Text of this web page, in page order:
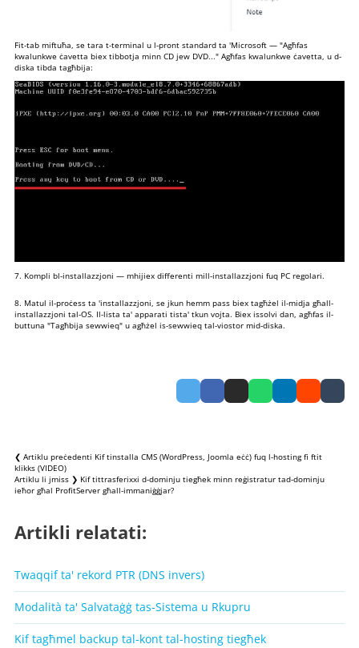
Fit-tab miftuħa, se tara t-terminal u l-pront standard ta 'Microsoft — "Agħfas
kwalunkwe ċavetta biex tibbotja minn CD jew DVD..." Agħfas kwalunkwe ċavetta, u d-
diska tibda tagħbija:
7. Kompli bl-installazzjoni — mhijiex differenti mill-installazzjoni fuq PC regolari.
8. Matul il-proċess ta 'installazzjoni, se jkun hemm pass biex tagħżel il-midja għall-
installazzjoni tal-OS. Il-lista ta' apparati tista' tkun vojta. Biex issolvi dan, agħfas il-
buttuna "Tagħbija sewwieq" u agħżel is-sewwieq tal-viostor mid-diska.
❮ Artiklu preċedenti Kif tinstalla CMS (WordPress, Joomla eċċ) fuq l-hosting fi ftit
klikks (VIDEO)
Artiklu li jmiss ❯ Kif tittrasferixxi d-dominju tiegħek minn reġistratur tad-dominju
ieħor għal ProfitServer għall-immaniġġjar?
Artikli relatati:
Twaqqif ta' rekord PTR (DNS invers)
Modalità ta' Salvataġġ tas-Sistema u Rkupru
Kif tagħmel backup tal-kont tal-hosting tiegħek